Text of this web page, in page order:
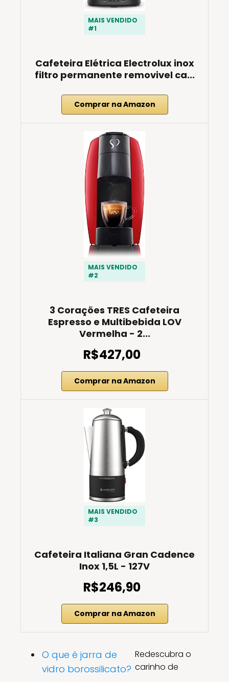
MAIS VENDIDO
#1
Cafeteira Elétrica Electrolux inox
filtro permanente removivel ca...
Comprar na Amazon
MAIS VENDIDO
#2
3 Corações TRES Cafeteira
Espresso e Multibebida LOV
Vermelha - 2...
R$427,00
Comprar na Amazon
MAIS VENDIDO
#3
Cafeteira Italiana Gran Cadence
Inox 1,5L - 127V
R$246,90
Comprar na Amazon
O que é jarra de
vidro borossilicato?
Redescubra o
carinho de